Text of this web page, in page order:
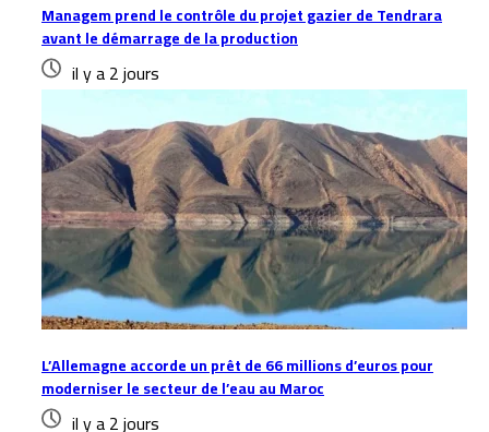
Managem prend le contrôle du projet gazier de Tendrara
avant le démarrage de la production
il y a 2 jours
L’Allemagne accorde un prêt de 66 millions d’euros pour
moderniser le secteur de l’eau au Maroc
il y a 2 jours